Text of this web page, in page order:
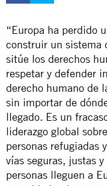
“Europa ha perdido
construir un sistema
sitúe los derechos
respetar y defender
derecho humano de
sin importar de
llegado. Es un
liderazgo global
personas refugiadas
vías seguras, justas
personas lleguen a